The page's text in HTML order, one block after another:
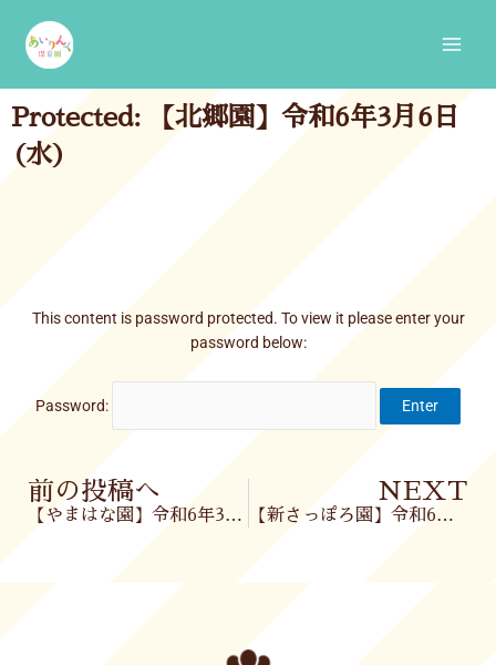
content
Protected: 【北郷園】令和6年3月6日
(水)
This content is password protected. To view it please enter your
password below:
Password:
Prev
前の投稿へ
【やまはな園】令和6年3月6日(水)
NEXT
【新さっぽろ園】令和6年3月7日(木)